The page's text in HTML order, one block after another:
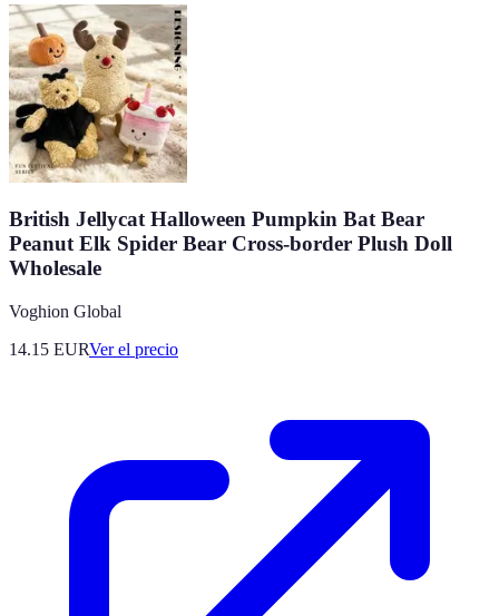
British Jellycat Halloween Pumpkin Bat Bear
Peanut Elk Spider Bear Cross-border Plush Doll
Wholesale
Voghion Global
14.15 EURVer el precio